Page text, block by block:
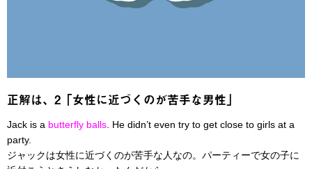
正解は、2「女性に近づくのが苦手な男性」
Jack is a butterfly balls . He didn’t even try to get close to girls at a
party.
ジャックは女性に近づくのが苦手な人なの。パーティーで女の子に